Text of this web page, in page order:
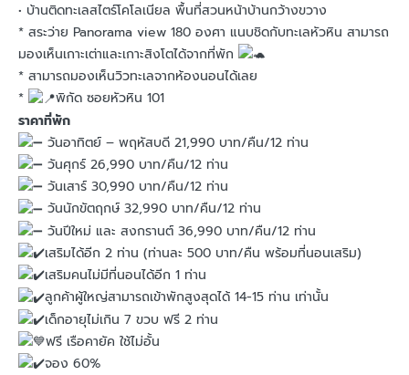
• บ้านติดทะเลสไตร์โคโลเนียล พื้นที่สวนหน้าบ้านกว้างขวาง
* สระว่าย Panorama view 180 องศา แนบชิดกับทะเลหัวหิน สามารถ
มองเห็นเกาะเต่าและเกาะสิงโตได้จากที่พัก
* สามารถมองเห็นวิวทะเลจากห้องนอนได้เลย
*
พิกัด ซอยหัวหิน 101
ราคาที่พัก
วันอาทิตย์ – พฤหัสบดี 21,990 บาท/คืน/12 ท่าน
วันศุกร์ 26,990 บาท/คืน/12 ท่าน
วันเสาร์ 30,990 บาท/คืน/12 ท่าน
วันนักขัตฤกษ์ 32,990 บาท/คืน/12 ท่าน
วันปีใหม่ และ สงกรานต์ 36,990 บาท/คืน/12 ท่าน
เสริมได้อีก 2 ท่าน (ท่านละ 500 บาท/คืน พร้อมที่นอนเสริม)
เสริมคนไม่มีที่นอนได้อีก 1 ท่าน
ลูกค้าผู้ใหญ่สามารถเข้าพักสูงสุดได้ 14-15 ท่าน เท่านั้น
เด็กอายุไม่เกิน 7 ขวบ ฟรี 2 ท่าน
ฟรี เรือคายัค ใช้ไม่อั้น
จอง 60%